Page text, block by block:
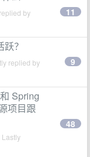
by 11
？
replied by 9
Spring
项目跟
Lastly
48